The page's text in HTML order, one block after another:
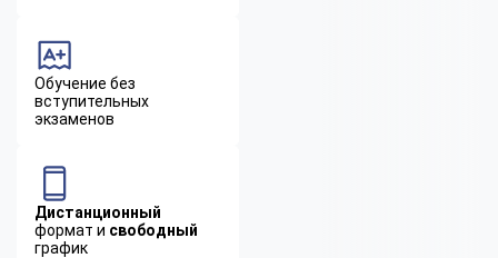
Обучение без
вступительных
экзаменов
Дистанционный
формат и свободный
график